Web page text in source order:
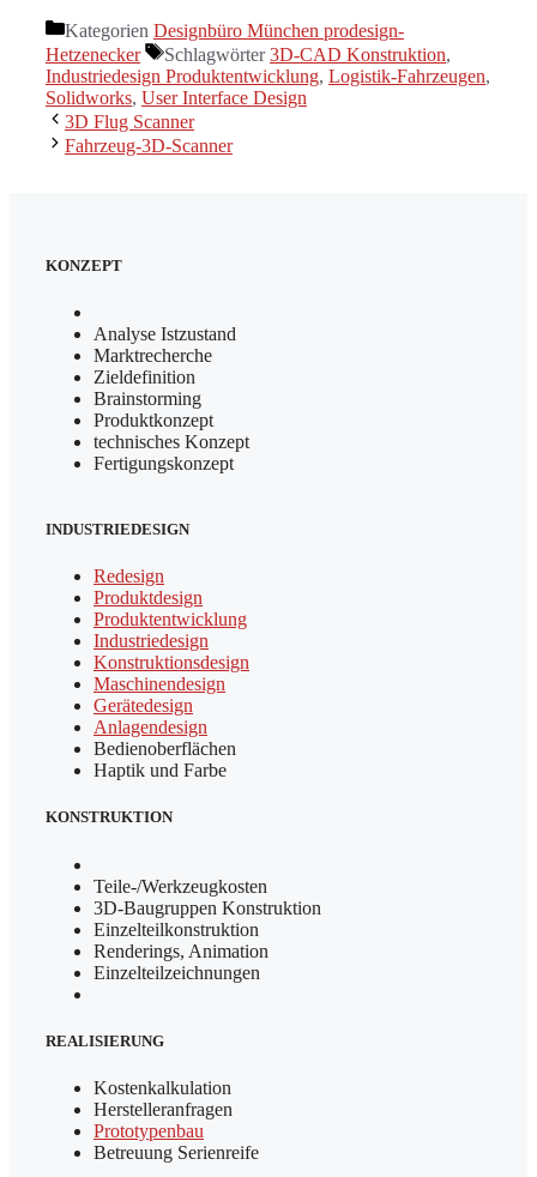
Kategorien Designbüro München prodesign-
Hetzenecker
Schlagwörter3D-CAD Konstruktion,
Industriedesign Produktentwicklung, Logistik-Fahrzeugen,
Solidworks, User Interface Design
3D Flug Scanner
Fahrzeug-3D-Scanner
KONZEPT
Analyse Istzustand
Marktrecherche
Zieldefinition
Brainstorming
Produktkonzept
technisches Konzept
Fertigungskonzept
INDUSTRIEDESIGN
Redesign
Produktdesign
Produktentwicklung
Industriedesign
Konstruktionsdesign
Maschinendesign
Gerätedesign
Anlagendesign
Bedienoberflächen
Haptik und Farbe
KONSTRUKTION
Teile-/Werkzeugkosten
3D-Baugruppen Konstruktion
Einzelteilkonstruktion
Renderings, Animation
Einzelteilzeichnungen
REALISIERUNG
Kostenkalkulation
Herstelleranfragen
Prototypenbau
Betreuung Serienreife